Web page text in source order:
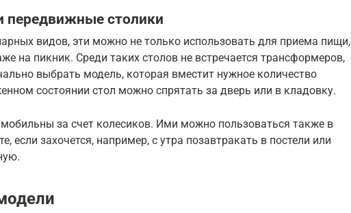
передвижные столики
видов, эти можно не только использовать для приема пищи,
на пикник. Среди таких столов не встречается трансформеров,
выбрать модель, которая вместит нужное количество
состоянии стол можно спрятать за дверь или в кладовку.
за счет колесиков. Ими можно пользоваться также в
если захочется, например, с утра позавтракать в постели или